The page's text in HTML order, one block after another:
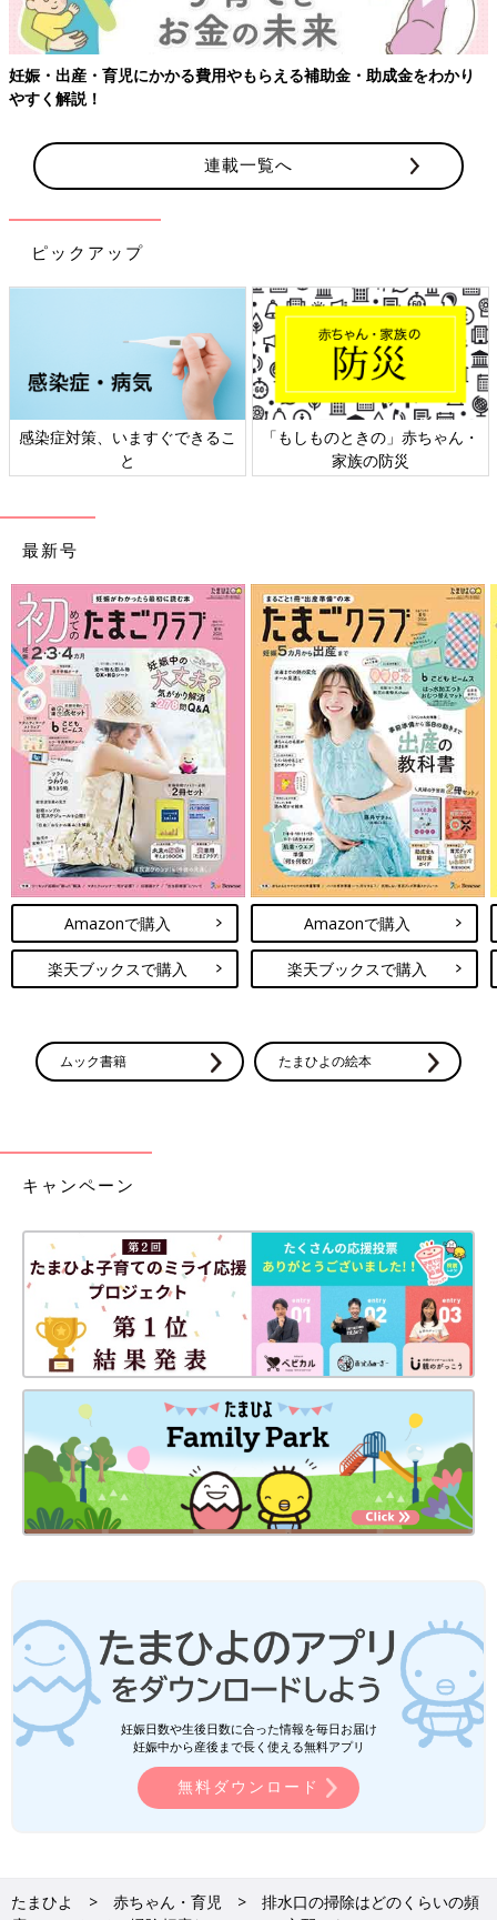
妊娠・出産・育児にかかる費用やもらえる補助金・助成金をわかり
やすく解説！
連載一覧へ
ピックアップ
感染症対策、いますぐできるこ
と
「もしものときの」赤ちゃん・
家族の防災
最新号
Amazonで購入
楽天ブックスで購入
Amazonで購入
楽天ブックスで購入
ムック書籍 たまひよの絵本
キャンペーン
妊娠日数や生後日数に合った情報を毎日お届け
妊娠中から産後まで長く使える無料アプリ
無料ダウンロード
たまひよ 赤ちゃん・育児
排水口の掃除はどのくらいの頻